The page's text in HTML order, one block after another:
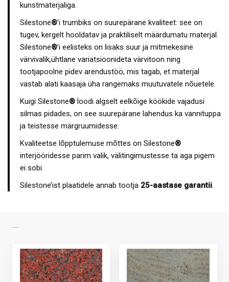
kunstmaterjaliga.
Silestone®’i trumbiks on suurepärane kvaliteet: see on
tugev, kergelt hooldatav ja praktiliselt määrdumatu materjal.
Silestone®’i eelisteks on lisaks suur ja mitmekesine
värvivalik,ühtlane variatsioonideta värvitoon ning
tootjapoolne pidev arendustöö, mis tagab, et materjal
vastab alati kaasaja üha rangemaks muutuvatele nõuetele.
Kuigi Silestone® loodi algselt eelkõige köökide vajadusi
silmas pidades, on see suurepärane lahendus ka vannituppa
ja teistesse märgruumidesse.
Kvaliteetse lõpptulemuse mõttes on Silestone®
interjööridesse parim valik, välitingimustesse ta aga pigem
ei sobi.
Silestone’ist plaatidele annab tootja 25-aastase garantii.